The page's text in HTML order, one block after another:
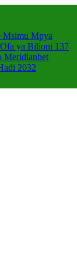
Msimu Mpya
ya Bilioni 137
Meridianbet
2032